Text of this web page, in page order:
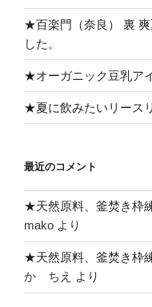
★百楽門（奈良） 裏
した。
★オーガニック豆乳ア
★夏に飲みたいリース
最近のコメント
★天然原料、釜焚き枠
mako より
★天然原料、釜焚き枠
か ちえ
より